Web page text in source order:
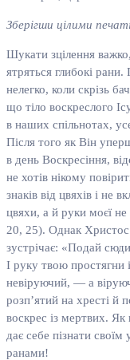
Зберігши цілими
Шукати зцілення
ятряться глибокі
нелегко, коли скрізь
що тіло воскреслого
в наших спільнотах,
Після того як Він
в день Воскресіння,
не хотів нікому
знаків від цвяхів і не
цвяхи, а й руки моєї
20, 25). Однак Христос
зустрічає: «Подай
І руку твою простягни
невіруючий, — а
розп’ятий на хресті
воскрес із мертвих.
дає себе пізнати своїм
ранами!